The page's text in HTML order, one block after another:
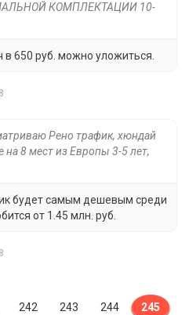
КОМПЛЕКТАЦИИ 10-
в 650 руб. можно уложиться.
Рено трафик, хюндай
на 8 мест из Европы 3-5 лет,
будет самым дешевым среди
от 1.45 млн. руб.
242 243 244
245